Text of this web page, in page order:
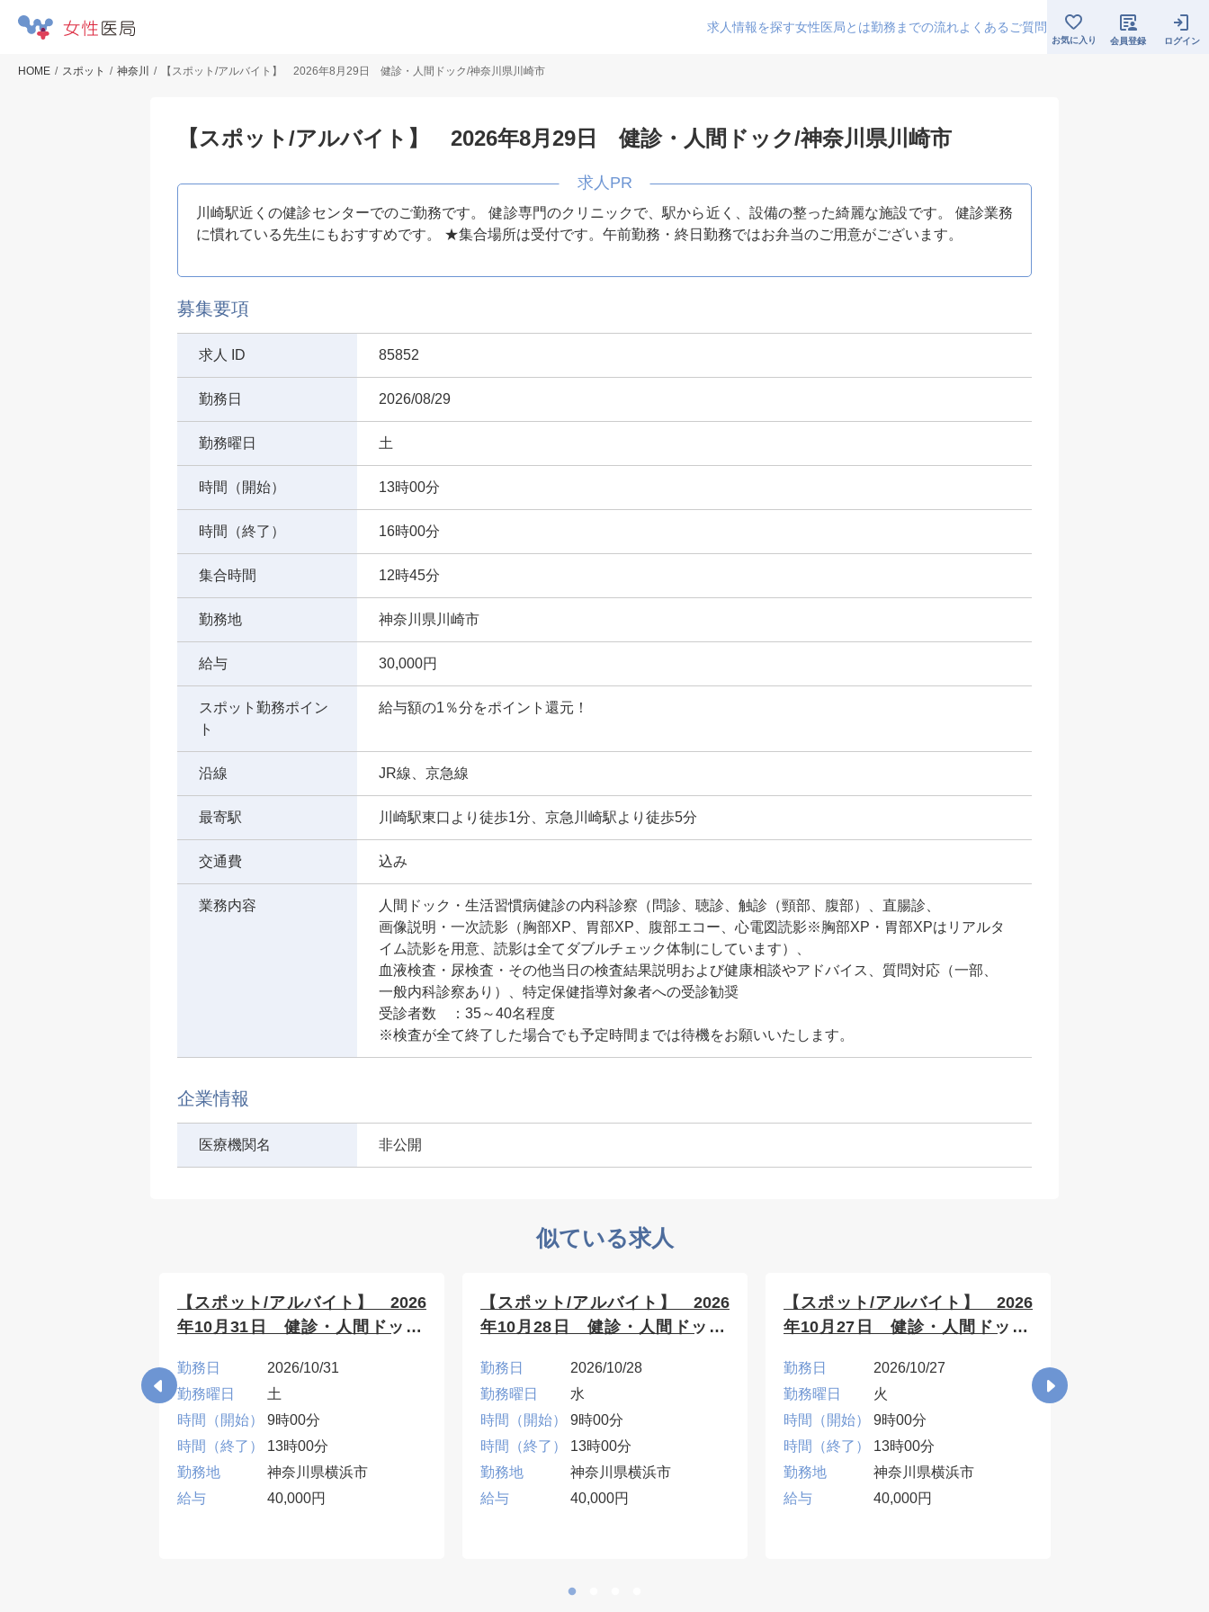
求人情報を探す女性医局とは勤務までの流れよくあるご質問
お気に入り 会員登録 ログイン
HOME スポット 神奈川 【スポット/アルバイト】 2026年8月29日 健診・人間ドック/神奈川県川崎市
【スポット/アルバイト】 2026年8月29日 健診・人間ドック/神奈川県川崎市
川崎駅近くの健診センターでのご勤務です。 健診専門のクリニックで、駅から近く、設備の整った綺麗な施設です。 健診業務
に慣れている先生にもおすすめです。 ★集合場所は受付です。午前勤務・終日勤務ではお弁当のご用意がございます。
募集要項
求人 ID 85852
勤務日 2026/08/29
勤務曜日 土
時間（開始） 13時00分
時間（終了） 16時00分
集合時間 12時45分
勤務地 神奈川県川崎市
給与 30,000円
スポット勤務ポイン
ト
給与額の1％分をポイント還元！
沿線 JR線、京急線
最寄駅 川崎駅東口より徒歩1分、京急川崎駅より徒歩5分
交通費 込み
業務内容
人間ドック・生活習慣病健診の内科診察（問診、聴診、触診（頸部、腹部）、直腸診、
画像説明・一次読影（胸部XP、胃部XP、腹部エコー、心電図読影※胸部XP・胃部XPはリアルタ
イム読影を用意、読影は全てダブルチェック体制にしています）、
血液検査・尿検査・その他当日の検査結果説明および健康相談やアドバイス、質問対応（一部、
一般内科診察あり）、特定保健指導対象者への受診勧奨
受診者数 ：35～40名程度
※検査が全て終了した場合でも予定時間までは待機をお願いいたします。
企業情報
医療機関名 非公開
似ている求人
【スポット/アルバイト】 2026
年10月31日 健診・人間ドック/
勤務日
2026/10/31
勤務曜日
土
時間（開始）
9時00分
時間（終了）
13時00分
勤務地
神奈川県横浜市
給与
40,000円
【スポット/アルバイト】 2026
年10月28日 健診・人間ドック/
勤務日
2026/10/28
勤務曜日
水
時間（開始）
9時00分
時間（終了）
13時00分
勤務地
神奈川県横浜市
給与
40,000円
【スポット/アルバイト】 2026
年10月27日 健診・人間ドック/
勤務日
2026/10/27
勤務曜日
火
時間（開始）
9時00分
時間（終了）
13時00分
勤務地
神奈川県横浜市
給与
40,000円